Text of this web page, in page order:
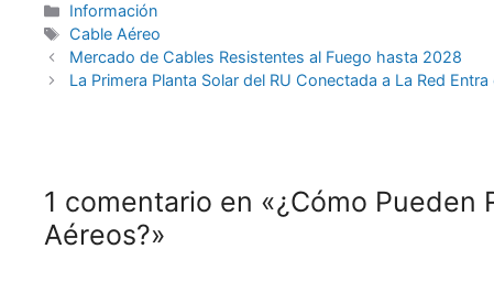
Información
Cable Aéreo
Mercado de Cables Resistentes al Fuego hasta 2028
La Primera Planta Solar del RU Conectada a La Red Entra
1 comentario en «¿Cómo Pueden
Aéreos?»